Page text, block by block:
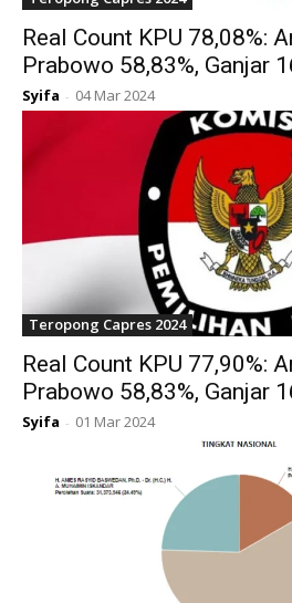
Real Count KPU 78,08%:
Prabowo 58,83%, Ganjar
Syifa - 04 Mar 2024
Teropong Capres 2024
Real Count KPU 77,90%:
Prabowo 58,83%, Ganjar
Syifa - 01 Mar 2024